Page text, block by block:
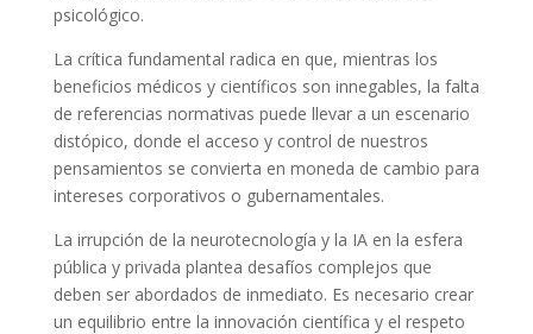
psicológico.
La crítica fundamental radica en que, mientras los
beneficios médicos y científicos son innegables, la falta
de referencias normativas puede llevar a un escenario
distópico, donde el acceso y control de nuestros
pensamientos se convierta en moneda de cambio para
intereses corporativos o gubernamentales.
La irrupción de la neurotecnología y la IA en la esfera
pública y privada plantea desafíos complejos que
deben ser abordados de inmediato. Es necesario crear
un equilibrio entre la innovación científica y el respeto